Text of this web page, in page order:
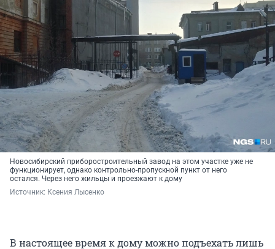
Новосибирский приборостроительный завод на этом участке уже не
функционирует, однако контрольно-пропускной пункт от него
остался. Через него жильцы и проезжают к дому
Источник: Ксения Лысенко
В настоящее время к дому можно подъехать лишь